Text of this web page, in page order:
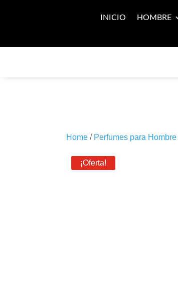
INICIO HOMBRE
Home / Perfumes para Hombre
¡Oferta!